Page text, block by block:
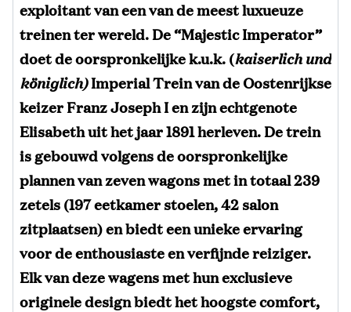
exploitant van een van de meest luxueuze
treinen ter wereld. De “Majestic Imperator”
doet de oorspronkelijke k.u.k. (kaiserlich und
königlich)Imperial Trein van de Oostenrijkse
keizer Franz Joseph I en zijn echtgenote
Elisabeth uit het jaar 1891 herleven. De trein
is gebouwd volgens de oorspronkelijke
plannen van zeven wagons met in totaal 239
zetels (197 eetkamer stoelen, 42 salon
zitplaatsen) en biedt een unieke ervaring
voor de enthousiaste en verfijnde reiziger.
Elk van deze wagens met hun exclusieve
originele design biedt het hoogste comfort,